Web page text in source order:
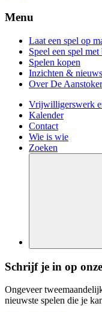
Menu
Laat een spel op
Speel een spel
Spelen kopen
Inzichten & nieuws
Over De
Vrijwilligerswerk
Kalender
Contact
Wie is wie
Zoeken
Schrijf je in op
Ongeveer
nieuwste spelen die je